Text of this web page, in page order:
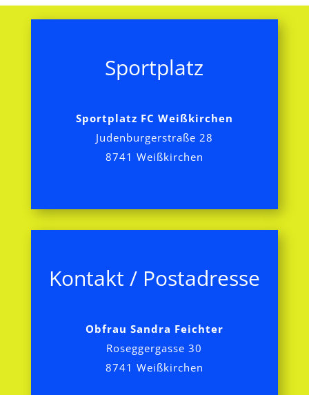
Sportplatz
Sportplatz FC Weißkirchen
Judenburgerstraße 28
8741 Weißkirchen
Kontakt / Postadresse
Obfrau Sandra Feichter
Roseggergasse 30
8741 Weißkirchen